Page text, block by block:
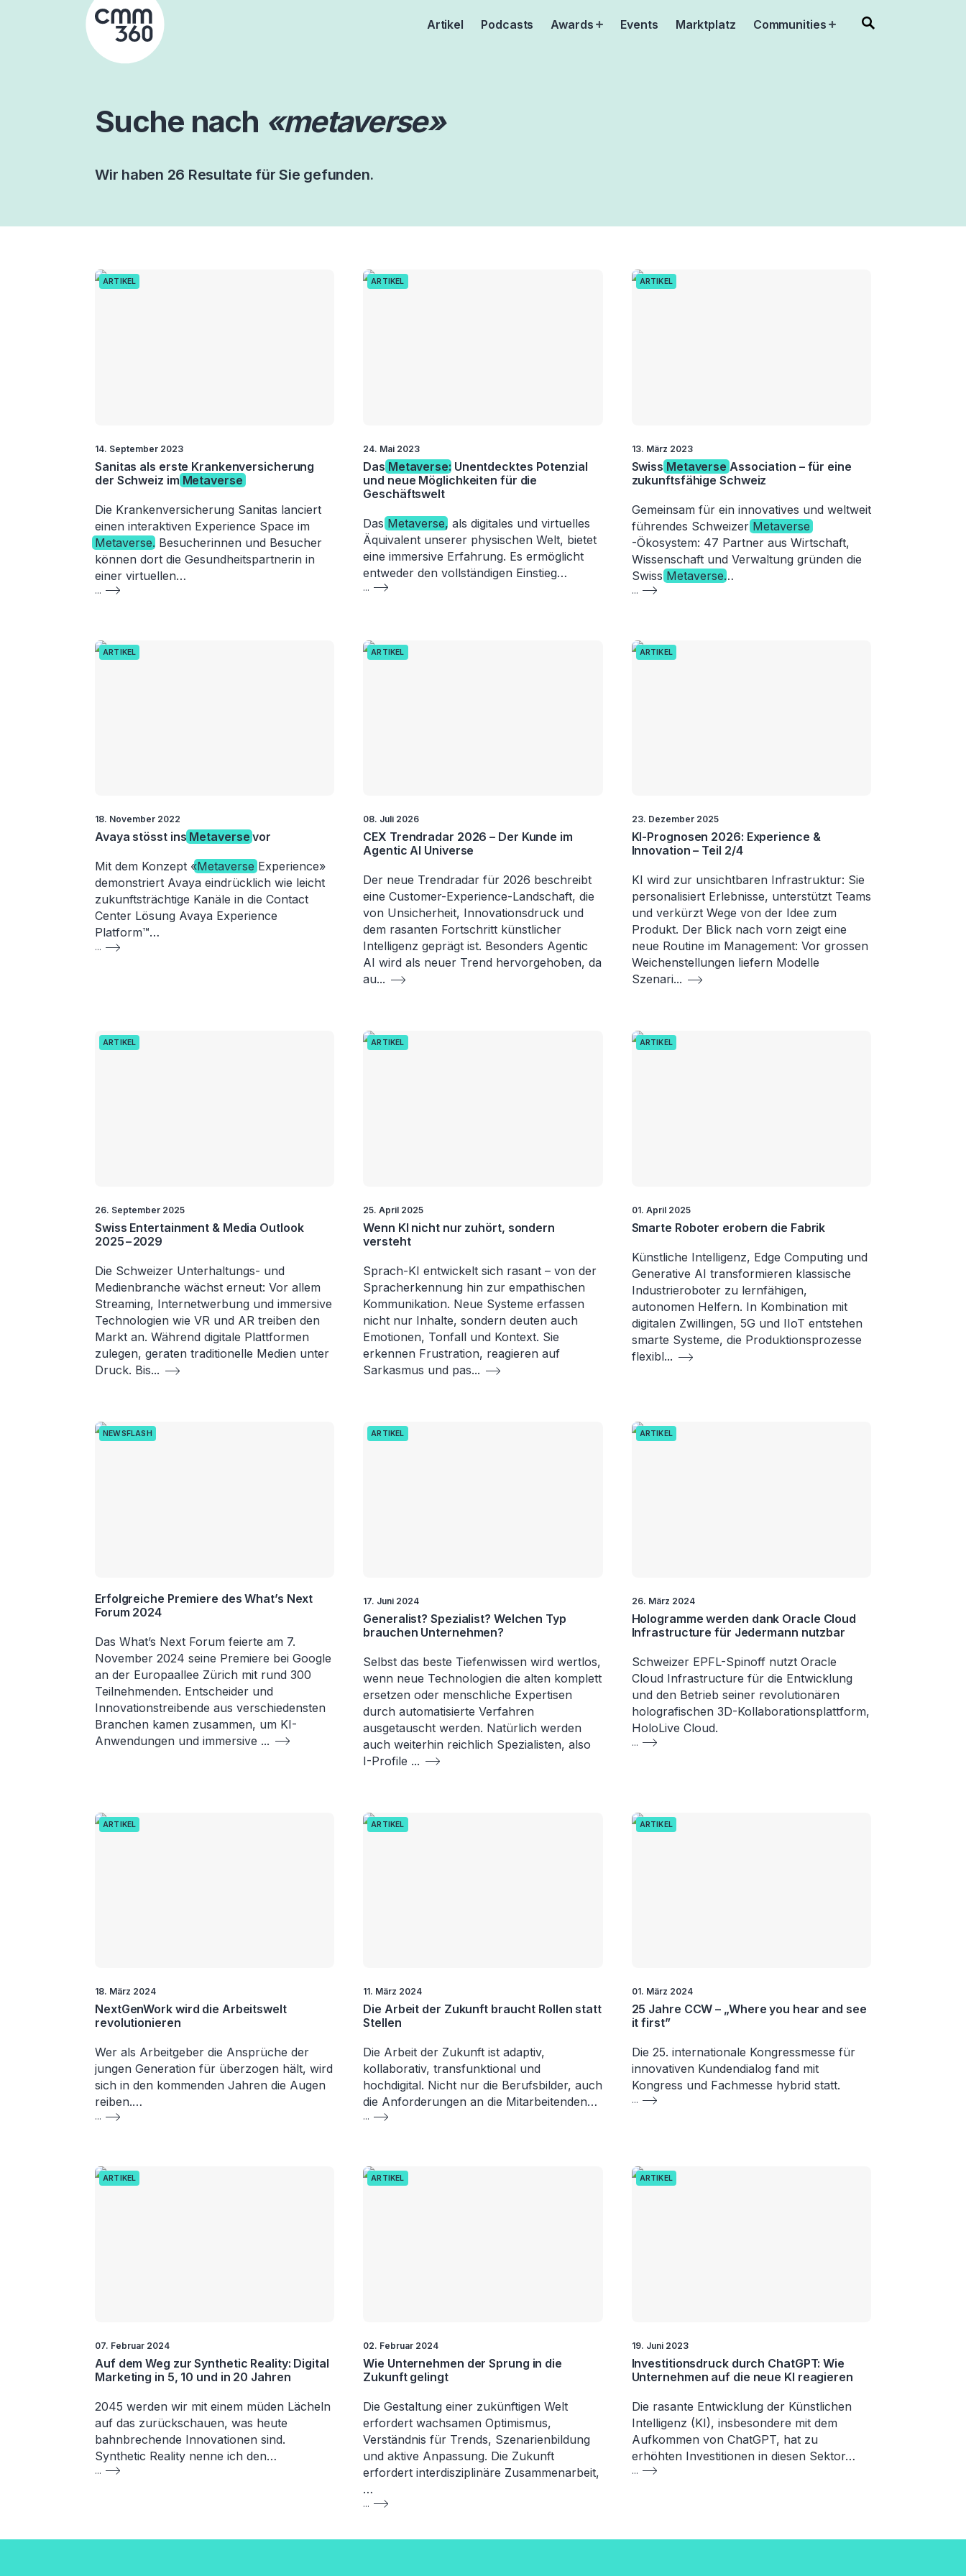
Artikel Podcasts Awards OpenEvents Marktplatz Communities Open
Suche nach «metaverse»
Wir haben 26 Resultate für Sie gefunden.
ARTIKEL
14. September 2023
Sanitas als erste Krankenversicherung
der Schweiz im Metaverse
Die Krankenversicherung Sanitas lanciert
einen interaktiven Experience Space im
Metaverse. Besucherinnen und Besucher
können dort die Gesundheitspartnerin in
einer virtuellen…
...
ARTIKEL
24. Mai 2023
Das Metaverse: Unentdecktes Potenzial
und neue Möglichkeiten für die
Geschäftswelt
Das Metaverse, als digitales und virtuelles
Äquivalent unserer physischen Welt, bietet
eine immersive Erfahrung. Es ermöglicht
entweder den vollständigen Einstieg…
...
ARTIKEL
13. März 2023
Swiss Metaverse Association – für eine
zukunftsfähige Schweiz
Gemeinsam für ein innovatives und weltweit
führendes Schweizer Metaverse
-Ökosystem: 47 Partner aus Wirtschaft,
Wissenschaft und Verwaltung gründen die
Swiss Metaverse…
...
ARTIKEL
18. November 2022
Avaya stösst ins Metaversevor
Mit dem Konzept «Metaverse Experience»
demonstriert Avaya eindrücklich wie leicht
zukunftsträchtige Kanäle in die Contact
Center Lösung Avaya Experience
Platform™…
...
ARTIKEL
08. Juli 2026
CEX Trendradar 2026 – Der Kunde im
Agentic AI Universe
Der neue Trendradar für 2026 beschreibt
eine Customer-Experience-Landschaft, die
von Unsicherheit, Innovationsdruck und
dem rasanten Fortschritt künstlicher
Intelligenz geprägt ist. Besonders Agentic
AI wird als neuer Trend hervorgehoben, da
au...
ARTIKEL
23. Dezember 2025
KI-Prognosen 2026: Experience &
Innovation – Teil 2/4
KI wird zur unsichtbaren Infrastruktur: Sie
personalisiert Erlebnisse, unterstützt Teams
und verkürzt Wege von der Idee zum
Produkt. Der Blick nach vorn zeigt eine
neue Routine im Management: Vor grossen
Weichenstellungen liefern Modelle
Szenari...
ARTIKEL
26. September 2025
Swiss Entertainment & Media Outlook
2025−2029
Die Schweizer Unterhaltungs- und
Medienbranche wächst erneut: Vor allem
Streaming, Internetwerbung und immersive
Technologien wie VR und AR treiben den
Markt an. Während digitale Plattformen
zulegen, geraten traditionelle Medien unter
Druck. Bis...
ARTIKEL
25. April 2025
Wenn KI nicht nur zuhört, sondern
versteht
Sprach-KI entwickelt sich rasant – von der
Spracherkennung hin zur empathischen
Kommunikation. Neue Systeme erfassen
nicht nur Inhalte, sondern deuten auch
Emotionen, Tonfall und Kontext. Sie
erkennen Frustration, reagieren auf
Sarkasmus und pas...
ARTIKEL
01. April 2025
Smarte Roboter erobern die Fabrik
Künstliche Intelligenz, Edge Computing und
Generative AI transformieren klassische
Industrieroboter zu lernfähigen,
autonomen Helfern. In Kombination mit
digitalen Zwillingen, 5G und IIoT entstehen
smarte Systeme, die Produktionsprozesse
flexibl...
NEWSFLASH
Erfolgreiche Premiere des What’s Next
Forum 2024
Das What’s Next Forum feierte am 7.
November 2024 seine Premiere bei Google
an der Europaallee Zürich mit rund 300
Teilnehmenden. Entscheider und
Innovationstreibende aus verschiedensten
Branchen kamen zusammen, um KI-
Anwendungen und immersive ...
ARTIKEL
17. Juni 2024
Generalist? Spezialist? Welchen Typ
brauchen Unternehmen?
Selbst das beste Tiefenwissen wird wertlos,
wenn neue Technologien die alten komplett
ersetzen oder menschliche Expertisen
durch automatisierte Verfahren
ausgetauscht werden. Natürlich werden
auch weiterhin reichlich Spezialisten, also
I-Profile ...
ARTIKEL
26. März 2024
Hologramme werden dank Oracle Cloud
Infrastructure für Jedermann nutzbar
Schweizer EPFL-Spinoff nutzt Oracle
Cloud Infrastructure für die Entwicklung
und den Betrieb seiner revolutionären
holografischen 3D-Kollaborationsplattform,
HoloLive Cloud.
...
ARTIKEL
18. März 2024
NextGenWork wird die Arbeitswelt
revolutionieren
Wer als Arbeitgeber die Ansprüche der
jungen Generation für überzogen hält, wird
sich in den kommenden Jahren die Augen
reiben.…
...
ARTIKEL
11. März 2024
Die Arbeit der Zukunft braucht Rollen statt
Stellen
Die Arbeit der Zukunft ist adaptiv,
kollaborativ, transfunktional und
hochdigital. Nicht nur die Berufsbilder, auch
die Anforderungen an die Mitarbeitenden…
...
ARTIKEL
01. März 2024
25 Jahre CCW – „Where you hear and see
it first”
Die 25. internationale Kongressmesse für
innovativen Kundendialog fand mit
Kongress und Fachmesse hybrid statt.
...
ARTIKEL
07. Februar 2024
Auf dem Weg zur Synthetic Reality: Digital
Marketing in 5, 10 und in 20 Jahren
2045 werden wir mit einem müden Lächeln
auf das zurückschauen, was heute
bahnbrechende Innovationen sind.
Synthetic Reality nenne ich den…
...
ARTIKEL
02. Februar 2024
Wie Unternehmen der Sprung in die
Zukunft gelingt
Die Gestaltung einer zukünftigen Welt
erfordert wachsamen Optimismus,
Verständnis für Trends, Szenarienbildung
und aktive Anpassung. Die Zukunft
erfordert interdisziplinäre Zusammenarbeit,
…
...
ARTIKEL
19. Juni 2023
Investitionsdruck durch ChatGPT: Wie
Unternehmen auf die neue KI reagieren
Die rasante Entwicklung der Künstlichen
Intelligenz (KI), insbesondere mit dem
Aufkommen von ChatGPT, hat zu
erhöhten Investitionen in diesen Sektor…
...